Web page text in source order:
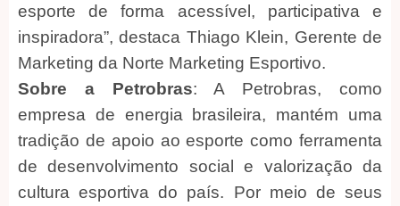
esporte de forma acessível, participativa e
inspiradora”, destaca Thiago Klein, Gerente de
Marketing da Norte Marketing Esportivo.
Sobre a Petrobras: A Petrobras, como
empresa de energia brasileira, mantém uma
tradição de apoio ao esporte como ferramenta
de desenvolvimento social e valorização da
cultura esportiva do país. Por meio de seus